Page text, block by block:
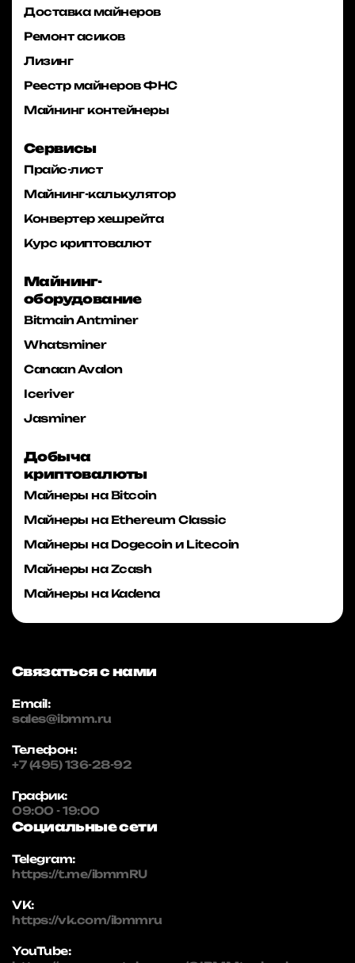
Доставка майнеров
Ремонт асиков
Лизинг
Реестр майнеров ФНС
Майнинг контейнеры
Сервисы
Прайс-лист
Майнинг-калькулятор
Конвертер хешрейта
Курс криптовалют
Майнинг-
оборудование
Bitmain Antminer
Whatsminer
Canaan Avalon
Iceriver
Jasminer
Добыча
криптовалюты
Майнеры на Bitcoin
Майнеры на Ethereum Classic
Майнеры на Dogecoin и Litecoin
Майнеры на Zcash
Майнеры на Kadena
Связаться с нами
Email:
sales@ibmm.ru
Телефон:
+7 (495) 136-28-92
График:
09:00 - 19:00
Социальные сети
Telegram:
https://t.me/ibmmRU
VK:
https://vk.com/ibmmru
YouTube: